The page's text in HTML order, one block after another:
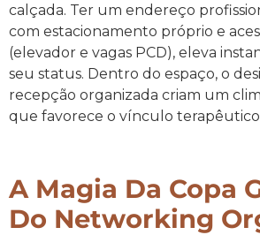
calçada. Ter um endereço
com estacionamento próprio e
(elevador e vagas PCD), eleva
seu status. Dentro do espaço, o
recepção organizada criam um
que favorece o vínculo
A Magia Da Copa
Do Networking